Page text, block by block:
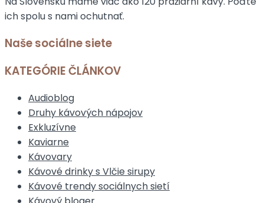
ich spolu s nami ochutnať.
Naše sociálne siete
KATEGÓRIE ČLÁNKOV
Audioblog
Druhy kávových nápojov
Exkluzívne
Kaviarne
Kávovary
Kávové drinky s Vlčie sirupy
Kávové trendy sociálnych sietí